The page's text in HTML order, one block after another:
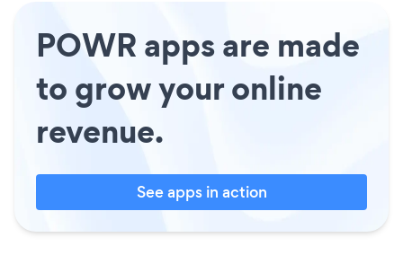
POWR apps are made
to grow your online
revenue.
See apps in action